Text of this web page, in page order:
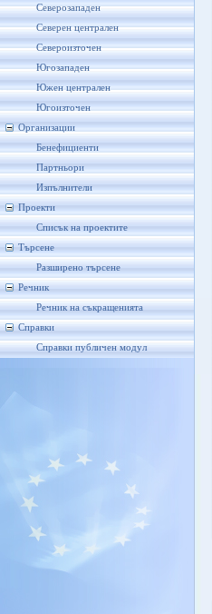
Северозападен
Северен централен
Североизточен
Югозападен
Южен централен
Югоизточен
Организации
Бенефициенти
Партньори
Изпълнители
Проекти
Списък на проектите
Търсене
Разширено търсене
Речник
Речник на съкращенията
Справки
Справки публичен модул